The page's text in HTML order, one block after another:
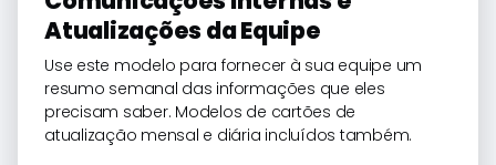
Atualizações da Equipe
Use este modelo para fornecer à sua equipe um
resumo semanal das informações que eles
precisam saber. Modelos de cartões de
atualização mensal e diária incluídos também.